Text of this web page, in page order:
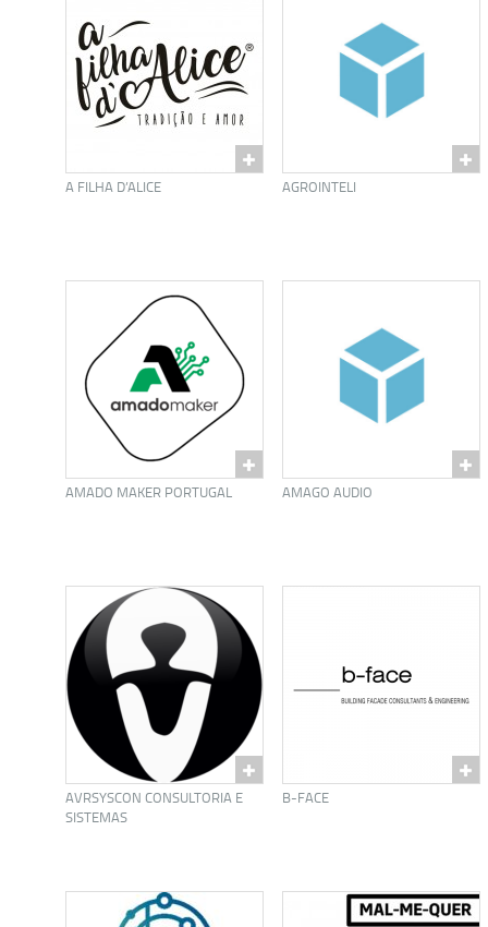
A FILHA D’ALICE AGROINTELI
AMADO MAKER PORTUGAL AMAGO AUDIO
AVRSYSCON CONSULTORIA E
SISTEMAS
B-FACE